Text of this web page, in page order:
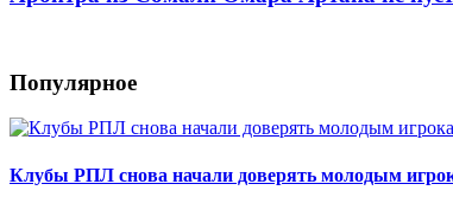
Популярное
Клубы РПЛ снова начали доверять молодым